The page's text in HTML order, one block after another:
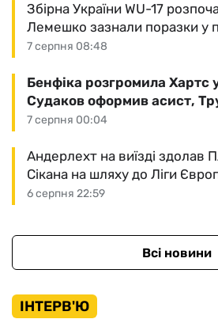
7 серпня 08:48
Збірна України WU-17
Лемешко зазнали поразки у
7 серпня 00:04
Бенфіка розгромила Хартс
Судаков оформив асист,
6 серпня 22:59
Андерлехт на виїзді здолав
Сікана на шляху до Ліги
Всі новини
ІНТЕРВ'Ю